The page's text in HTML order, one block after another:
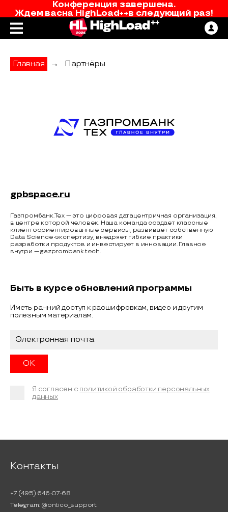
Конференция завершена.
Ждем васна HighLoad++в следующий раз!
Главная → Партнёры
gpbspace.ru
Газпромбанк.Тех — это цифровая датацентричная организация,
в центре которой человек. Наша команда создает классные
клиентоориентированные сервисы, развивает собственную
Data Science-экспертизу, внедряет гибкие практики
разработки продуктов и инвестирует в инновации. Главное
внутри — gazprombank.tech.
Быть в курсе обновлений программы
Иметь ранний доступ к расшифровкам, видео и другим
полезным материалам.
Я согласен с политикой обработки персональных
данных
Контакты
+7 (495) 646-07-68
Telegram: @ontico_support